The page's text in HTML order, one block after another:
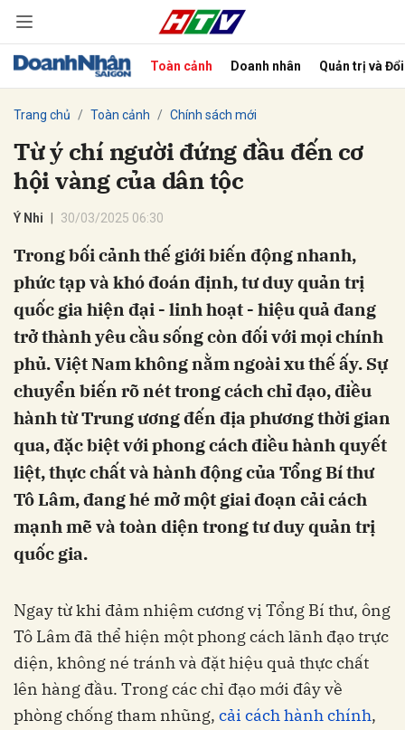
Toàn cảnh Doanh nhân Quản trị và
Trang chủ Toàn cảnh Chính sách mới
Từ ý chí người đứng đầu đến cơ
hội vàng của dân tộc
Ý Nhi 30/03/2025 06:30
Trong bối cảnh thế giới biến động nhanh,
phức tạp và khó đoán định, tư duy quản trị
quốc gia hiện đại - linh hoạt - hiệu quả đang
trở thành yêu cầu sống còn đối với mọi chính
phủ. Việt Nam không nằm ngoài xu thế ấy. Sự
chuyển biến rõ nét trong cách chỉ đạo, điều
hành từ Trung ương đến địa phương thời gian
qua, đặc biệt với phong cách điều hành quyết
liệt, thực chất và hành động của Tổng Bí thư
Tô Lâm, đang hé mở một giai đoạn cải cách
mạnh mẽ và toàn diện trong tư duy quản trị
quốc gia.
Ngay từ khi đảm nhiệm cương vị Tổng Bí thư, ông
Tô Lâm đã thể hiện một phong cách lãnh đạo trực
diện, không né tránh và đặt hiệu quả thực chất
lên hàng đầu. Trong các chỉ đạo mới đây về
phòng chống tham nhũng, cải cách hành chính,
Hủy